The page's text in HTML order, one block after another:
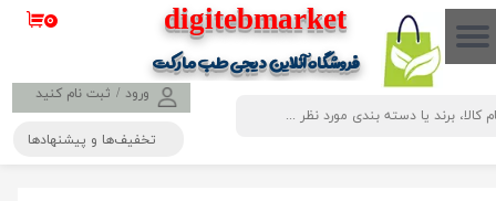
​​​​​​​​digitebmarket
فروشگاه آنلاین دیجی طب مارکت
ورود / ثبت نام کنید
حساب کاربری من
تغییر گذر واژه
۰
تخفیف‌ها و پیشنهادها